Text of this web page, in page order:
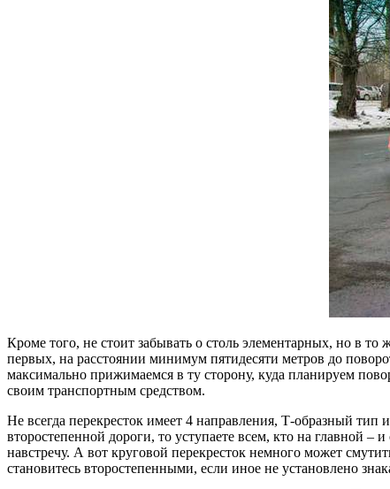
Кроме того, не стоит забывать о столь элементарных, но в
первых, на расстоянии минимум пятидесяти метров до
максимально прижимаемся в ту сторону, куда планируем
своим транспортным средством.
Не всегда перекресток имеет 4 направления, Т-образный
второстепенной дороги, то уступаете всем, кто на главной –
навстречу. А вот круговой перекресток немного может
становитесь второстепенными, если иное не установлено